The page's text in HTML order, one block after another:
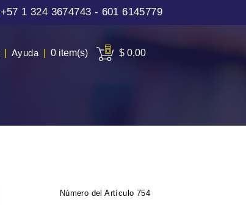
+57 1 324 3674743 - 601 6145779
Ayuda 0 item(s) $ 0,00
Número del Artículo 754